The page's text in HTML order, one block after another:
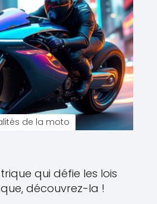
de la moto
qui défie les lois
découvrez-la !